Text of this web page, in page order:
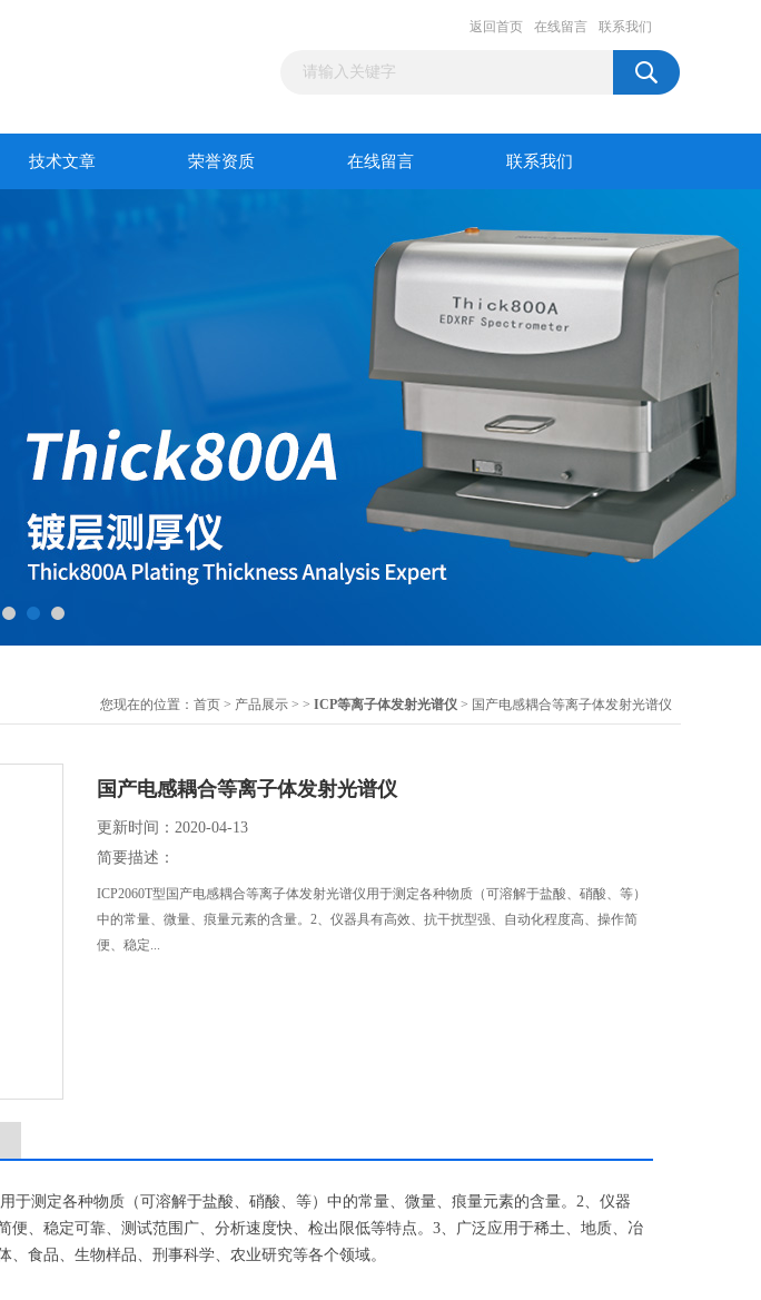
返回首页 在线留言 联系我们
技术文章 荣誉资质 在线留言 联系我们
您现在的位置： 首页 > 产品展示 > > ICP等离子体发射光谱仪 > 国产电感耦合等离子体发射光谱仪
国产电感耦合等离子体发射光谱仪
更新时间：2020-04-13
简要描述：
ICP2060T型国产电感耦合等离子体发射光谱仪用于测定各种物质（可溶解于盐酸、硝酸、等）
中的常量、微量、痕量元素的含量。2、仪器具有高效、抗干扰型强、自动化程度高、操作简
便、稳定...
于测定各种物质（可溶解于盐酸、硝酸、等）中的常量、微量、痕量元素的含量。2、仪器
便、稳定可靠、测试范围广、分析速度快、检出限低等特点。3、广泛应用于稀土、地质、冶
食品、生物样品、刑事科学、农业研究等各个领域。